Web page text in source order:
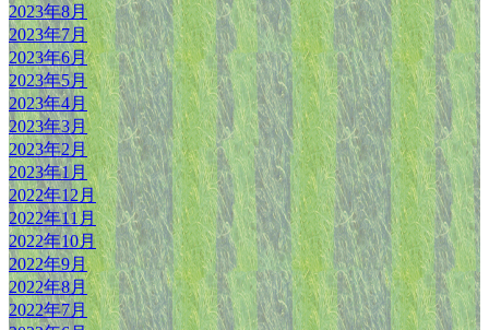
2023年8月
2023年7月
2023年6月
2023年5月
2023年4月
2023年3月
2023年2月
2023年1月
2022年12月
2022年11月
2022年10月
2022年9月
2022年8月
2022年7月